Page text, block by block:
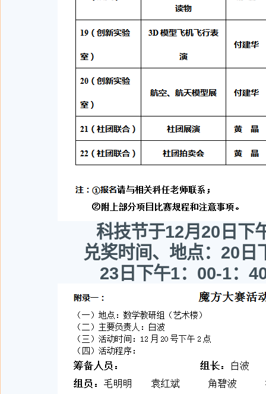
科技节于12月20日下
兑奖时间、地点：20日
23日下午1：00-1：